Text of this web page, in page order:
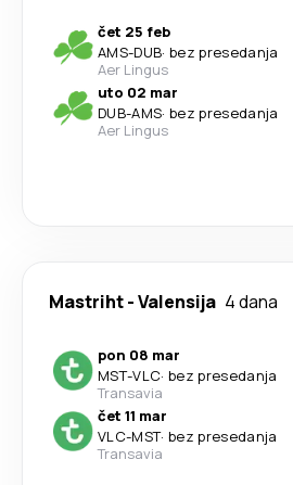
čet 25 feb
AMS-DUB· bez presedanja
Aer Lingus
uto 02 mar
DUB-AMS· bez presedanja
Aer Lingus
Mastriht-Valensija 4 dana
pon 08 mar
MST-VLC· bez presedanja
Transavia
čet 11 mar
VLC-MST· bez presedanja
Transavia